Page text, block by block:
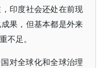
印度社会还处在前现
果，但基本都是外来
不足。
对全球化和全球治理